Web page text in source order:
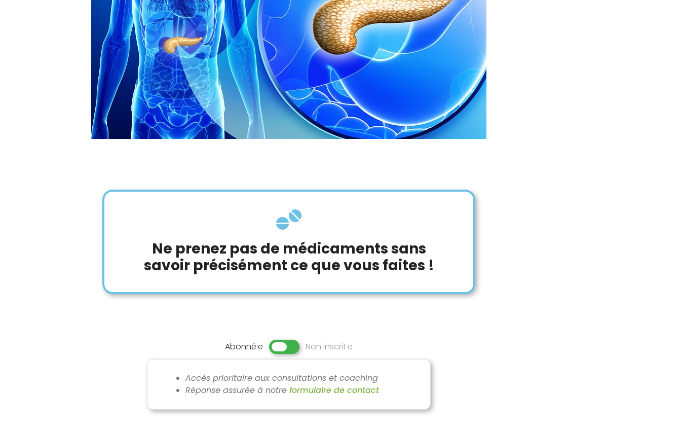
Ne prenez pas de médicaments sans
savoir précisément ce que vous faites !
Abonné·e Non inscrit·e
Accès prioritaire aux consultations et coaching
Réponse assurée à notre formulaire de contact
www.alimax.ch